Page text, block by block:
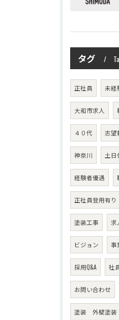
タグ
正社員 未経
大和市求人
４０代 志望
神奈川 土日
経験者優遇
正社員登用有り
塗装工事 求
ビジョン 事
採用Q&A 社
お問い合わせ
塗装 外壁塗装